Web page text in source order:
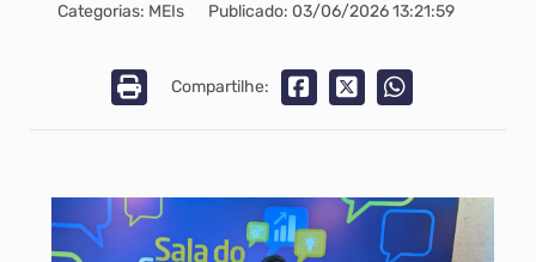
Categorias: MEIs Publicado: 03/06/2026 13:21:59
Compartilhe: